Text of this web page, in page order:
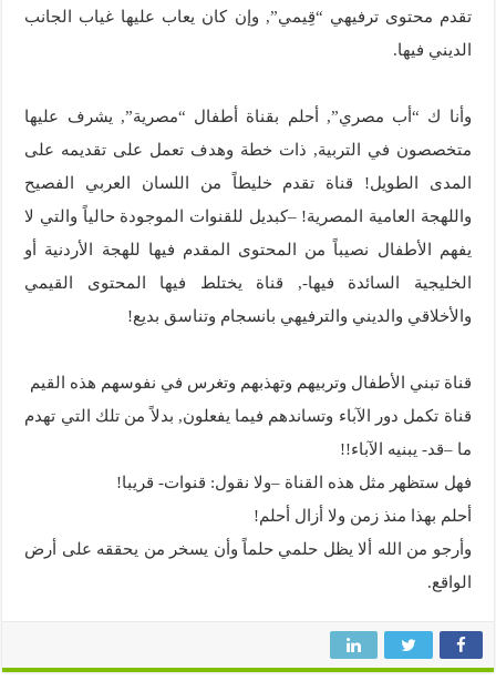
تقدم محتوى ترفيهي “قِيمي”, وإن كان يعاب عليها غياب الجانب
الديني فيها.
وأنا ك “أب مصري”, أحلم بقناة أطفال “مصرية”, يشرف عليها
متخصصون في التربية, ذات خطة وهدف تعمل على تقديمه على
المدى الطويل! قناة تقدم خليطاً من اللسان العربي الفصيح
واللهجة العامية المصرية! –كبديل للقنوات الموجودة حالياً والتي لا
يفهم الأطفال نصيباً من المحتوى المقدم فيها للهجة الأردنية أو
الخليجية السائدة فيها-, قناة يختلط فيها المحتوى القيمي
والأخلاقي والديني والترفيهي بانسجام وتناسق بديع!
قناة تبني الأطفال وتربيهم وتهذبهم وتغرس في نفوسهم هذه القيم
قناة تكمل دور الآباء وتساندهم فيما يفعلون, بدلاً من تلك التي تهدم
ما –قد- يبنيه الآباء!!
فهل ستظهر مثل هذه القناة –ولا نقول: قنوات- قريبا!
أحلم بهذا منذ زمن ولا أزال أحلم!
وأرجو من الله ألا يظل حلمي حلماً وأن يسخر من يحققه على أرض
الواقع.